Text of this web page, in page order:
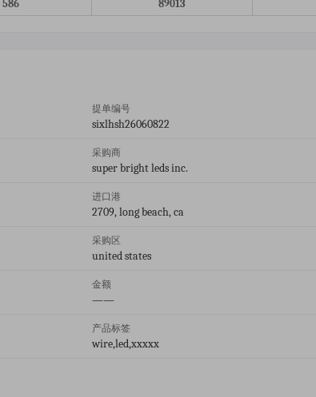
586 89013
提单编号
sixlhsh26060822
采购商
super bright leds inc.
进口港
2709, long beach, ca
采购区
united states
金额
——
产品标签
wire,led,xxxxx